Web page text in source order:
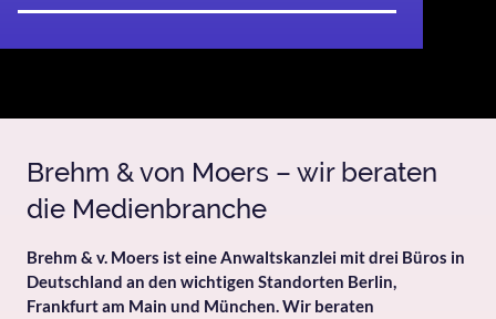
Brehm & von Moers – wir beraten
die Medienbranche
Brehm & v. Moers ist eine Anwaltskanzlei mit drei Büros in
Deutschland an den wichtigen Standorten Berlin,
Frankfurt am Main und München. Wir beraten